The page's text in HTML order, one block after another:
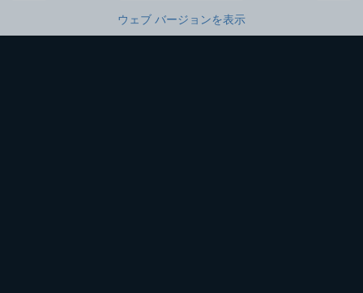
ウェブ バージョンを表示